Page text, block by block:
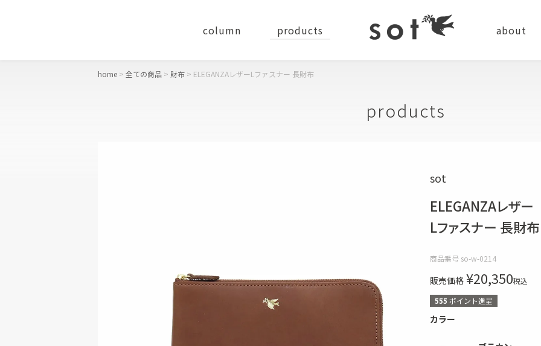
column products
ステーショナリー
ファスナー付き財布 ボディバッグ
コインケース
カードケース
キーケース・キーホルダー
ステーショナリー
about
home 全ての商品 財布 ELEGANZAレザーLファスナー 長財布
products
sot
ELEGANZAレザー
Lファスナー 長財布
商品番号 so-w-0214
販売価格 ¥20,350税込
555 ポイント進呈
カラー